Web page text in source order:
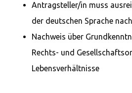
Antragsteller/in muss
der deutschen Sprache
Nachweis über
Rechts- und
Lebensverhältnisse